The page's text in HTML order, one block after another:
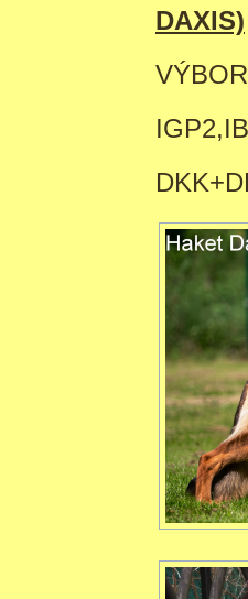
DAXIS)